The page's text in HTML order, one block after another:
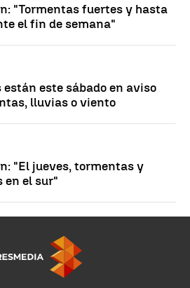
"Tormentas fuertes y hasta
el fin de semana"
están este sábado en aviso
lluvias o viento
"El jueves, tormentas y
en el sur"